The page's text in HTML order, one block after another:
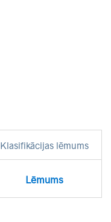
Klasifikācijas lēmums
Lēmums